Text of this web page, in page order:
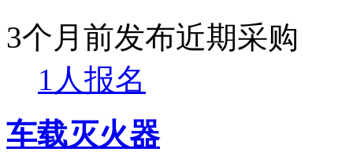
3个月前发布近期采购
1人报名
车载灭火器